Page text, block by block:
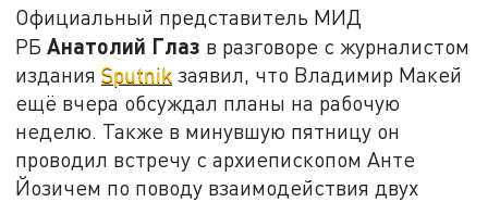
Официальный представитель МИД
РБАнатолий Глаз в разговоре с журналистом
изданияSputnik заявил, что Владимир Макей
ещё вчера обсуждал планы на рабочую
неделю. Также в минувшую пятницу он
проводил встречу с архиепископом Анте
Йозичем по поводу взаимодействия двух